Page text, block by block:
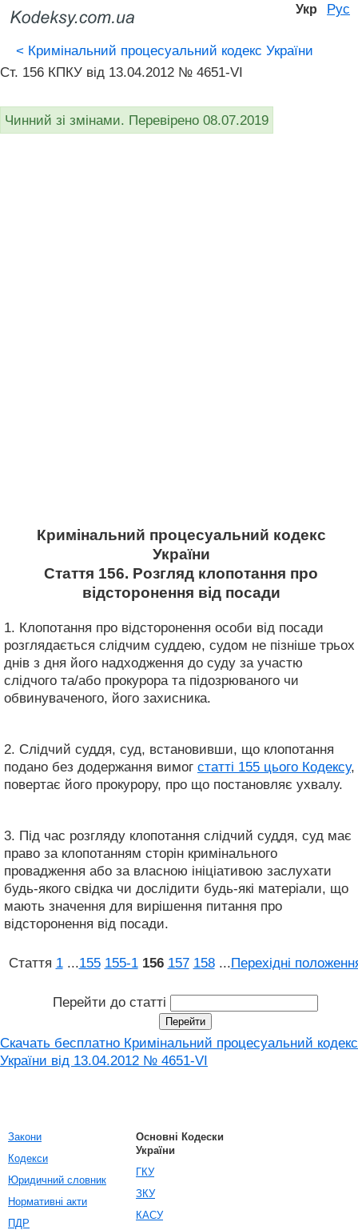
Укр Рус
< Кримінальний процесуальний кодекс України
Ст. 156 КПКУ від 13.04.2012 № 4651-VI
Чинний зі змінами. Перевірено 08.07.2019
Кримінальний процесуальний кодекс
України
Стаття 156. Розгляд клопотання про
відсторонення від посади
1. Клопотання про відсторонення особи від посади
розглядається слідчим суддею, судом не пізніше трьох
днів з дня його надходження до суду за участю
слідчого та/або прокурора та підозрюваного чи
обвинуваченого, його захисника.
2. Слідчий суддя, суд, встановивши, що клопотання
подано без додержання вимог статті 155 цього Кодексу,
повертає його прокурору, про що постановляє ухвалу.
3. Під час розгляду клопотання слідчий суддя, суд має
право за клопотанням сторін кримінального
провадження або за власною ініціативою заслухати
будь-якого свідка чи дослідити будь-які матеріали, що
мають значення для вирішення питання про
відсторонення від посади.
Стаття 1 ...155 155‑1 156 157 158 ...Перехідні
Перейти до статті
Скачать бесплатно Кримінальний процесуальний кодекс
України від 13.04.2012 № 4651-VI
Закони
Кодекси
Юридичний словник
Нормативні акти
ПДР
Основні Кодески
України
ГКУ
ЗКУ
КАСУ